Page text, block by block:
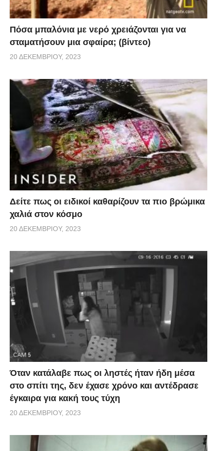
Πόσα μπαλόνια με νερό χρειάζονται για να
σταματήσουν μια σφαίρα; (βίντεο)
20 ΔΕΚΕΜΒΡΊΟΥ, 2023
Δείτε πως οι ειδικοί καθαρίζουν τα πιο βρώμικα
χαλιά στον κόσμο
20 ΔΕΚΕΜΒΡΊΟΥ, 2023
Όταν κατάλαβε πως οι ληστές ήταν ήδη μέσα
στο σπίτι της, δεν έχασε χρόνο και αντέδρασε
έγκαιρα για κακή τους τύχη
20 ΔΕΚΕΜΒΡΊΟΥ, 2023